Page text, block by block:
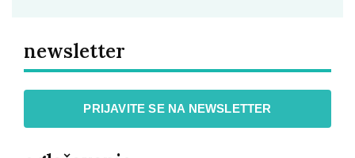
newsletter
PRIJAVITE SE NA NEWSLETTER